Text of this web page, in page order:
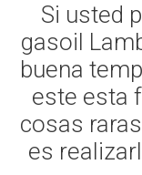
Si usted
gasoil
buena
este esta
cosas
es